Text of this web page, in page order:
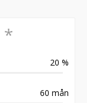
*
20 %
60 mån